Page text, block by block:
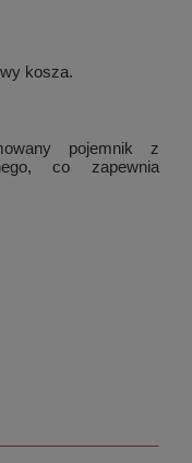
kosza.
pojemnik z
co zapewnia